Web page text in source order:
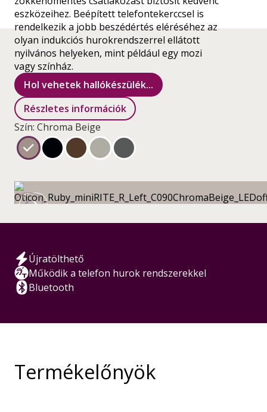
eszközeihez. Beépített telefontekerccsel is
rendelkezik a jobb beszédértés eléréséhez az
olyan indukciós hurokrendszerrel ellátott
nyilvános helyeken, mint például egy mozi
vagy színház.
Hol vehetek hallókészülék...
Részletes információk
Szín: Chroma Beige
Újratölthető
Működik a telefon hurok rendszerekkel
Bluetooth
Termékelőnyök